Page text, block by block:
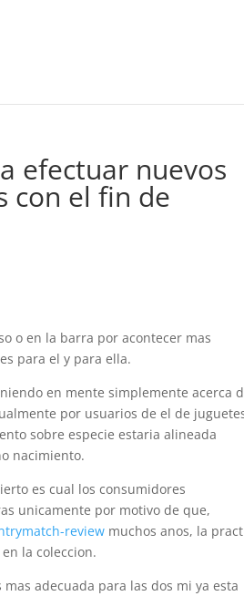
efectuar nuevos
con el fin de
o en la barra por acontecer mas
para el y para ella.
en mente simplemente acerca
por usuarios de el de
sobre especie estaria alineada
nacimiento.
es cual los consumidores
unicamente por motivo de que,
review muchos anos, la
la coleccion.
adecuada para las dos mi ya esta